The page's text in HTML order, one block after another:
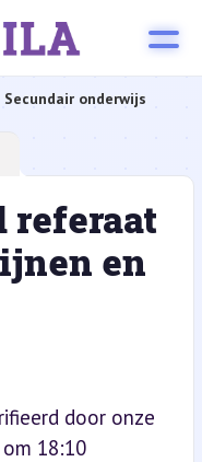
Secundair onderwijs
referaat
en
door onze
18:10